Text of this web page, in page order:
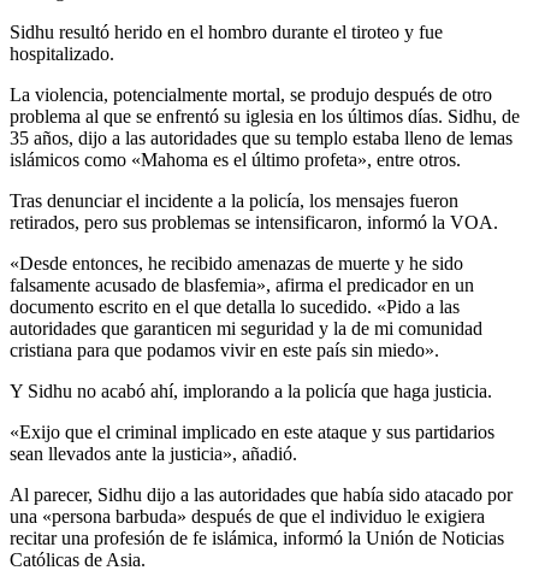
Sidhu resultó herido en el hombro durante el tiroteo y fue
hospitalizado.
La violencia, potencialmente mortal, se produjo después de otro
problema al que se enfrentó su iglesia en los últimos días. Sidhu, de
35 años, dijo a las autoridades que su templo estaba lleno de lemas
islámicos como «Mahoma es el último profeta», entre otros.
Tras denunciar el incidente a la policía, los mensajes fueron
retirados, pero sus problemas se intensificaron, informó la VOA.
«Desde entonces, he recibido amenazas de muerte y he sido
falsamente acusado de blasfemia», afirma el predicador en un
documento escrito en el que detalla lo sucedido. «Pido a las
autoridades que garanticen mi seguridad y la de mi comunidad
cristiana para que podamos vivir en este país sin miedo».
Y Sidhu no acabó ahí, implorando a la policía que haga justicia.
«Exijo que el criminal implicado en este ataque y sus partidarios
sean llevados ante la justicia», añadió.
Al parecer, Sidhu dijo a las autoridades que había sido atacado por
una «persona barbuda» después de que el individuo le exigiera
recitar una profesión de fe islámica, informó la Unión de Noticias
Católicas de Asia.